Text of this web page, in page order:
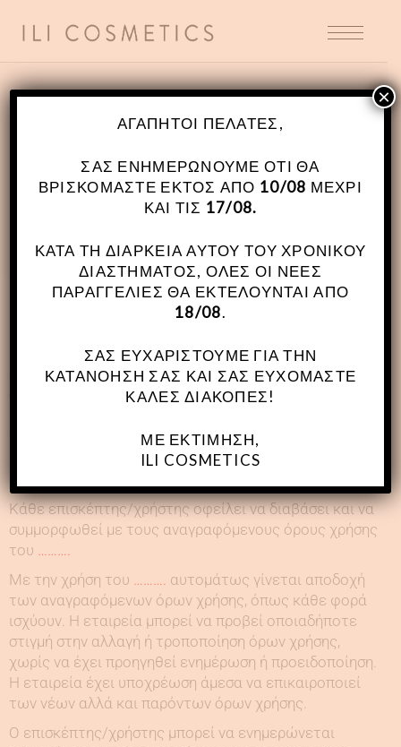
ΌΡΟΙ ΧΡΉΣΗΣ
——- με τον διακριτό τίτλο «Ήλι», έχει προβεί
στην δημιουργία του ιστότοπου……….Η εταιρεία θέλει
να προσφέρει μέσα από το ηλεκτρονικό της
προβολή της εταιρείας και τα φυσικά μας
καταστήματα, τους συνεργάτες, τις συνεργασίες μας
κλπ.
Κάθε επισκέπτης/χρήστης οφείλει να διαβάσει και να
συμμορφωθεί με τους αναγραφόμενους όρους χρήσης
του ……….
Με την χρήση του ………. αυτομάτως γίνεται αποδοχή
των αναγραφόμενων όρων χρήσης, όπως κάθε φορά
ισχύουν. Η εταιρεία μπορεί να προβεί οποιαδήποτε
στιγμή στην αλλαγή ή τροποποίηση όρων χρήσης,
χωρίς να έχει προηγηθεί ενημέρωση ή προειδοποίηση.
Η εταιρεία έχει υποχρέωση άμεσα να επικαιροποιεί
των νέων αλλά και παρόντων όρων χρήσης.
Ο επισκέπτης/χρήστης μπορεί να ενημερώνεται
ΑΓΑΠΗΤΟΊ ΠΕΛΆΤΕΣ,
ΣΑΣ ΕΝΗΜΕΡΏΝΟΥΜΕ ΌΤΙ ΘΑ
ΒΡΙΣΚΌΜΑΣΤΕ ΕΚΤΌΣ ΑΠΌ 10/08 ΜΈΧΡΙ
ΚΑΙ ΤΙΣ 17/08.
ΚΑΤΆ ΤΗ ΔΙΆΡΚΕΙΑ ΑΥΤΟΎ ΤΟΥ ΧΡΟΝΙΚΟΎ
ΔΙΑΣΤΉΜΑΤΟΣ, ΌΛΕΣ ΟΙ ΝΈΕΣ
ΠΑΡΑΓΓΕΛΊΕΣ ΘΑ ΕΚΤΕΛΟΎΝΤΑΙ ΑΠΌ
18/08.
ΣΑΣ ΕΥΧΑΡΙΣΤΟΎΜΕ ΓΙΑ ΤΗΝ
ΚΑΤΑΝΌΗΣΉ ΣΑΣ ΚΑΙ ΣΑΣ ΕΥΧΌΜΑΣΤΕ
ΚΑΛΈΣ ΔΙΑΚΟΠΈΣ!
ΜΕ ΕΚΤΊΜΗΣΗ,
ILI COSMETICS
×